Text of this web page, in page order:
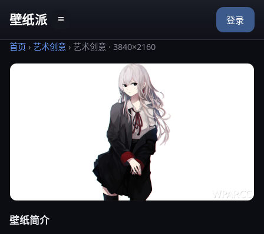
壁纸派 ≡ 登录
首页 › 艺术创意 › 艺术创意 · 3840×2160
壁纸简介